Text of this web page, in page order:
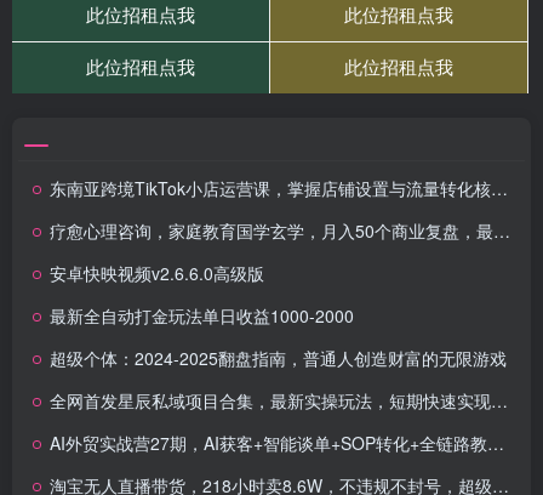
东南亚跨境TikTok小店运营课，掌握店铺设置与流量转化核心技巧
疗愈心理咨询，家庭教育国学玄学，月入50个商业复盘，最底层的商业打法
安卓快映视频v2.6.6.0高级版
最新全自动打金玩法单日收益1000-2000
超级个体：2024-2025翻盘指南，普通人创造财富的无限游戏
全网首发星辰私域项目合集，最新实操玩法，短期快速实现变现
AI外贸实战营27期，AI获客+智能谈单+SOP转化+全链路教学，快速搞定跨境订单
淘宝无人直播带货，218小时卖8.6W，不违规不封号，超级风口副业项目